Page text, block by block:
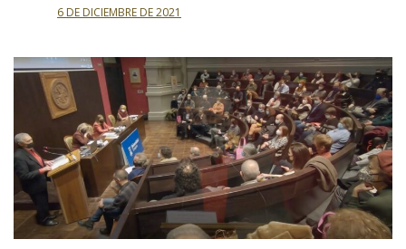
6 DE DICIEMBRE DE 2021